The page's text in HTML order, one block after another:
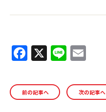
やまがた情熱市場
F
c
e
X Li
e ai
l
前の記事へ 次の記事へ